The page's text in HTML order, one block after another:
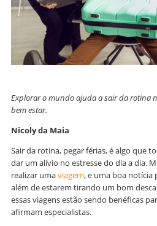
Explorar o mundo ajuda a sair da rotina
bem estar.
Nicoly da Maia
Sair da rotina, pegar férias, é algo que
dar um alívio no estresse do dia a dia.
realizar umaviagem, e uma boa notícia
além de estarem tirando um bom
essas viagens estão sendo benéficas
afirmam especialistas.